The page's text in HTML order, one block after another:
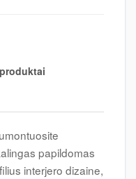
papildomas
interjero dizaine,